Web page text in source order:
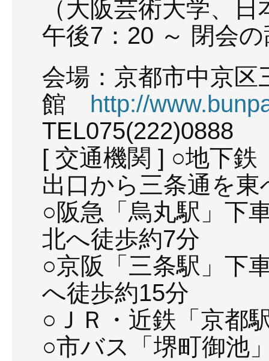
（大阪芸術大学、
午後7：20 ～ 閉会の
会場：京都市中京
館 http://
TEL075(222)0888
[ 交通機関 ] ○地下鉄
出口から三条通を東
○阪急「烏丸駅」下
北へ徒歩約7分
○京阪「三条駅」下
へ徒歩約15分
○ＪＲ・近鉄「京都
○市バス「堺町御池